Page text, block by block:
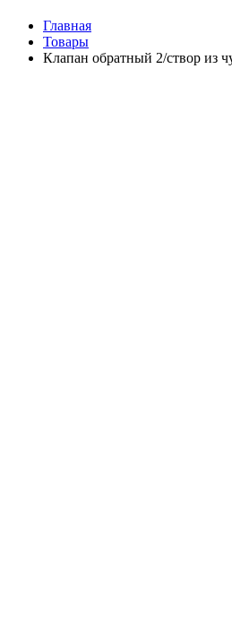
Главная
Товары
Клапан обратный 2/створ из